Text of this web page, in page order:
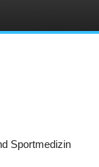
Sportmedizin